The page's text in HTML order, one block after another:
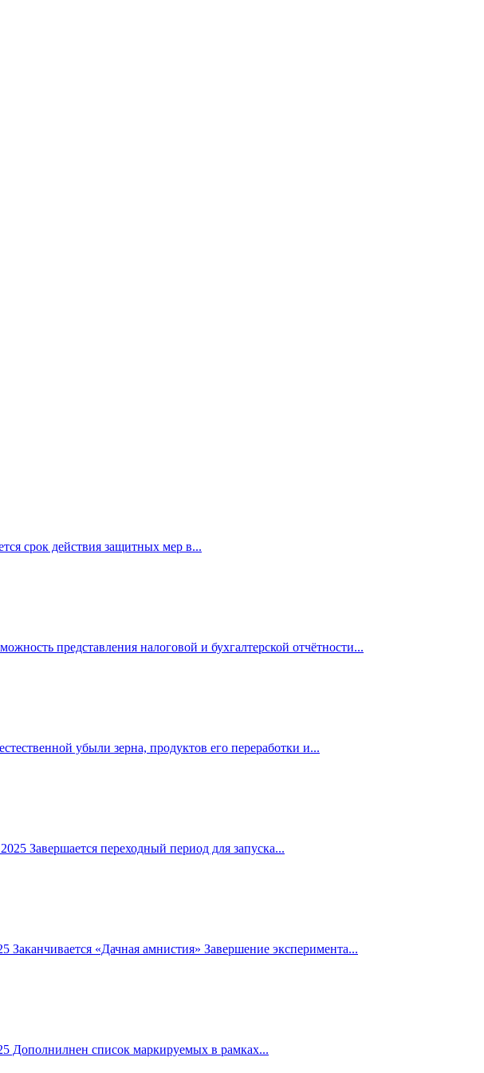
срок действия защитных мер в...
представления налоговой и бухгалтерской отчётности...
убыли зерна, продуктов его переработки и...
Завершается переходный период для запуска...
Заканчивается «Дачная амнистия» Завершение эксперимента...
Дополнилнен список маркируемых в рамках...